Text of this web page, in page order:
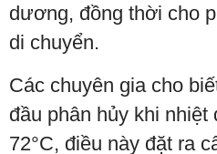
dương, đồng thời cho
di chuyển.
Các chuyên gia cho
đầu phân hủy khi
72°C, điều này đặt ra